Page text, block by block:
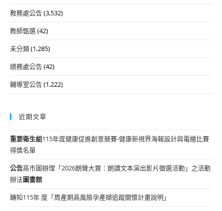
教務處公告(3,532)
教師甄選(42)
未分類(1,285)
總務處公告(42)
輔導室公告(1,222)
近期文章
重要衛生組115年度健康促進創意競賽-健康新視界海報設計與電繪比賽
得獎名單
公告高市圖辦理「2026朗聲大賞：朗讀文本演出影片徵選活動」之活動
辦法圖書館
轉知115年 度「周產期高風險孕產婦追蹤關懷計畫說明」